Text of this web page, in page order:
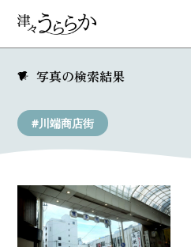
写真の検索結果
#川端商店街